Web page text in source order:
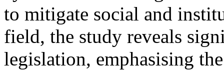
to mitigate social and
field, the study reveals
legislation, emphasising